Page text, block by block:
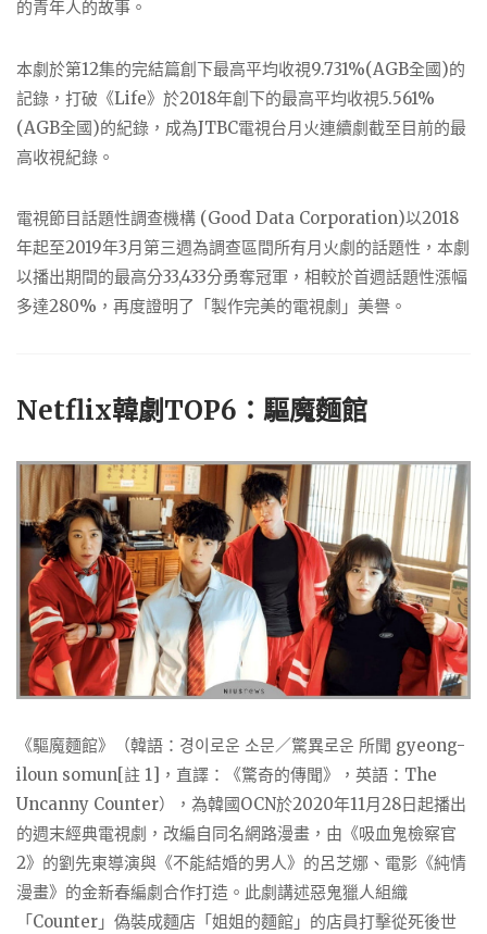
的青年人的故事。
本劇於第12集的完結篇創下最高平均收視9.731%(AGB全國)的
記錄，打破《Life》於2018年創下的最高平均收視5.561%
(AGB全國)的紀錄，成為JTBC電視台月火連續劇截至目前的最
高收視紀錄。
電視節目話題性調查機構 (Good Data Corporation)以2018
年起至2019年3月第三週為調查區間所有月火劇的話題性，本劇
以播出期間的最高分33,433分勇奪冠軍，相較於首週話題性漲幅
多達280%，再度證明了「製作完美的電視劇」美譽。
Netflix韓劇TOP6：驅魔麵館
《驅魔麵館》（韓語：경이로운 소문／驚異로운 所聞 gyeong-
iloun somun[註 1]，直譯：《驚奇的傳聞》，英語：The
Uncanny Counter），為韓國OCN於2020年11月28日起播出
的週末經典電視劇，改編自同名網路漫畫，由《吸血鬼檢察官
2》的劉先東導演與《不能結婚的男人》的呂芝娜、電影《純情
漫畫》的金新春編劇合作打造。此劇講述惡鬼獵人組織
「Counter」偽裝成麵店「姐姐的麵館」的店員打擊從死後世